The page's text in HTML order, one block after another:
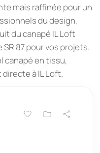
mais raffinée pour un
du design,
du canapé IL Loft
87 pour vos projets.
canapé en tissu,
à IL Loft.